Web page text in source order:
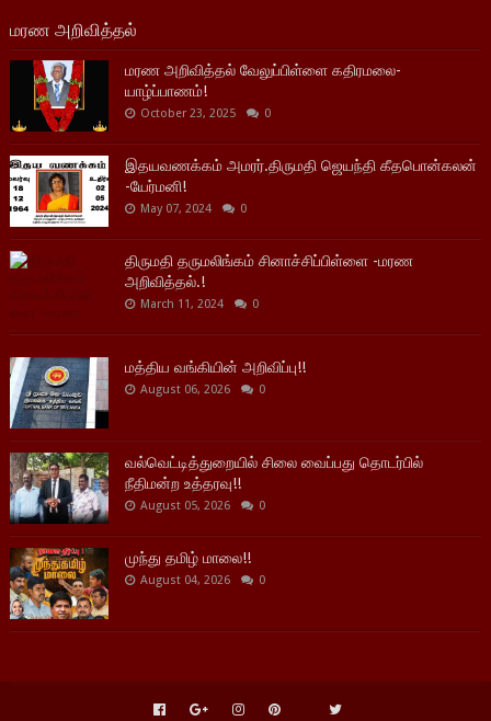
மரண அறிவித்தல்
மரண அறிவித்தல் வேலுப்பிள்ளை கதிரமலை-
யாழ்ப்பாணம்!
October 23, 2025 0
இதயவணக்கம் அமரர்.திருமதி ஜெயந்தி கீதபொன்கலன்
-யேர்மனி!
May 07, 2024 0
திருமதி தருமலிங்கம் சினாச்சிப்பிள்ளை -மரண
அறிவித்தல்.!
March 11, 2024 0
மத்திய வங்கியின் அறிவிப்பு!!
August 06, 2026 0
வல்வெட்டித்துறையில் சிலை வைப்பது தொடர்பில்
நீதிமன்ற உத்தரவு!!
August 05, 2026 0
முந்து தமிழ் மாலை!!
August 04, 2026 0